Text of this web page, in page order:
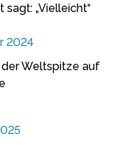
„Vielleicht“
2024
der Weltspitze auf